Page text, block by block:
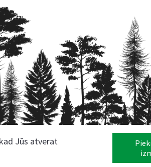
Jūs atverat